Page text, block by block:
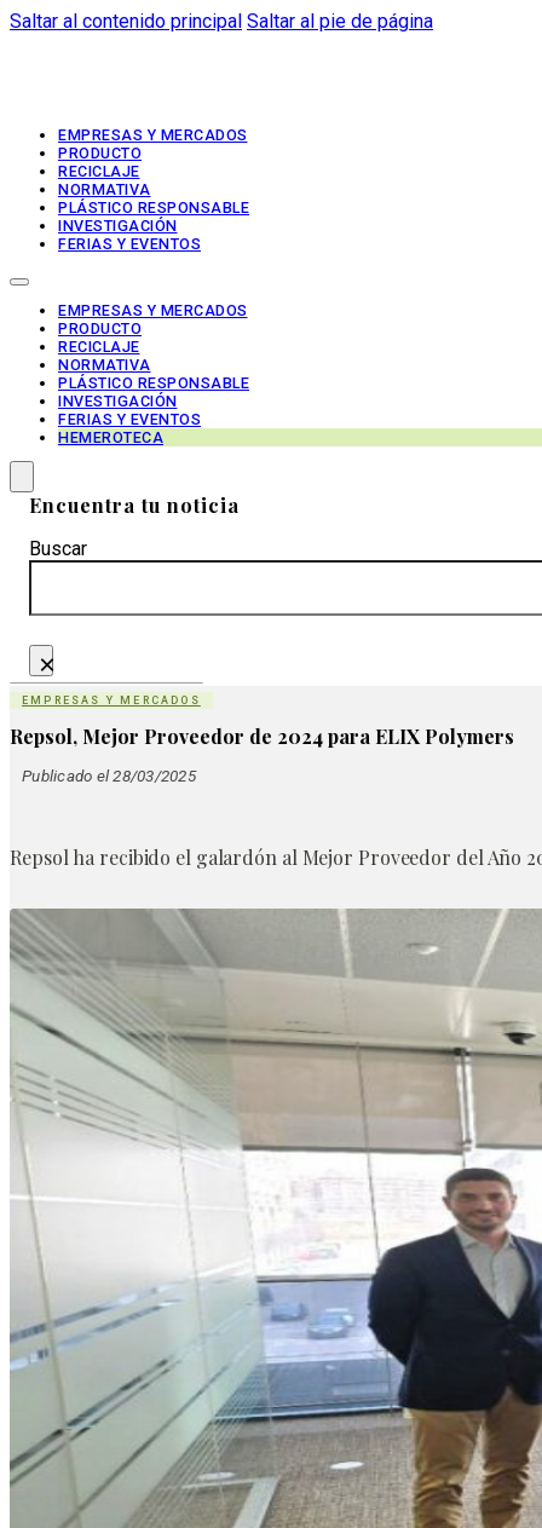
Saltar al contenido principal Saltar al pie de página
EMPRESAS Y MERCADOS
PRODUCTO
RECICLAJE
NORMATIVA
PLÁSTICO RESPONSABLE
INVESTIGACIÓN
FERIAS Y EVENTOS
EMPRESAS Y MERCADOS
PRODUCTO
RECICLAJE
NORMATIVA
PLÁSTICO RESPONSABLE
INVESTIGACIÓN
FERIAS Y EVENTOS
HEMEROTECA
Encuentra tu noticia
Buscar
×
EMPRESAS Y MERCADOS
Repsol, Mejor Proveedor de 2024 para ELIX Polymers
Publicado el 28/03/2025
Repsol ha recibido el galardón al Mejor Proveedor del Año